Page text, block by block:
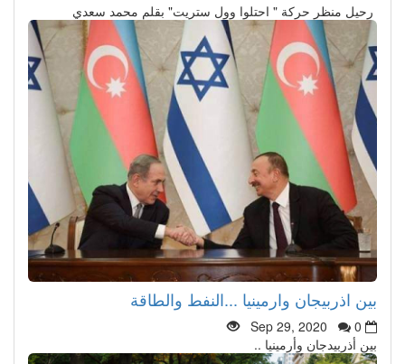
رحيل منظر حركة " احتلوا وول ستريت" بقلم محمد سعدي
بين اذربيجان وارمينيا ...النفط والطاقة
Sep 29, 2020
0
بين أذربيدجان وأرمينيا ..